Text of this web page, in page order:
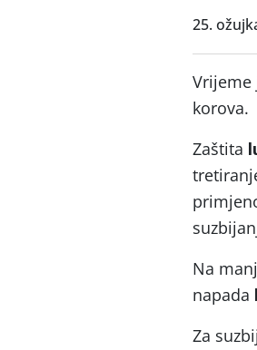
25.
Vrijeme
korova.
Zaštita
Na
napada
Za